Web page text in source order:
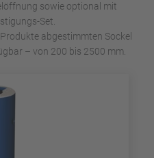
sowie optional mit
Set.
abgestimmten Sockel
– von 200 bis 2500 mm.